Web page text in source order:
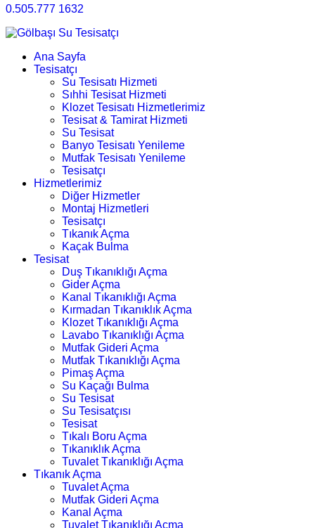
0.505.777 1632
Ana Sayfa
Tesisatçı
Su Tesisatı Hizmeti
Sıhhi Tesisat Hizmeti
Klozet Tesisatı Hizmetlerimiz
Tesisat & Tamirat Hizmeti
Su Tesisat
Banyo Tesisatı Yenileme
Mutfak Tesisatı Yenileme
Tesisatçı
Hizmetlerimiz
Diğer Hizmetler
Montaj Hizmetleri
Tesisatçı
Tıkanık Açma
Kaçak Bulma
Tesisat
Duş Tıkanıklığı Açma
Gider Açma
Kanal Tıkanıklığı Açma
Kırmadan Tıkanıklık Açma
Klozet Tıkanıklığı Açma
Lavabo Tıkanıklığı Açma
Mutfak Gideri Açma
Mutfak Tıkanıklığı Açma
Pimaş Açma
Su Kaçağı Bulma
Su Tesisat
Su Tesisatçısı
Tesisat
Tıkalı Boru Açma
Tıkanıklık Açma
Tuvalet Tıkanıklığı Açma
Tıkanık Açma
Tuvalet Açma
Mutfak Gideri Açma
Kanal Açma
Tuvalet Tıkanıklığı Açma